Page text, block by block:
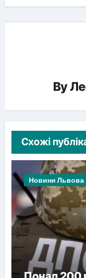
By
Схожі
Новини Львова